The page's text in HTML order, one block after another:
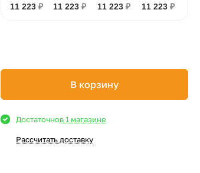
11 223 ₽ 11 223 ₽ 11 223 ₽ 11 223 ₽
В корзину
Достаточнов 1 магазине
Рассчитать доставку